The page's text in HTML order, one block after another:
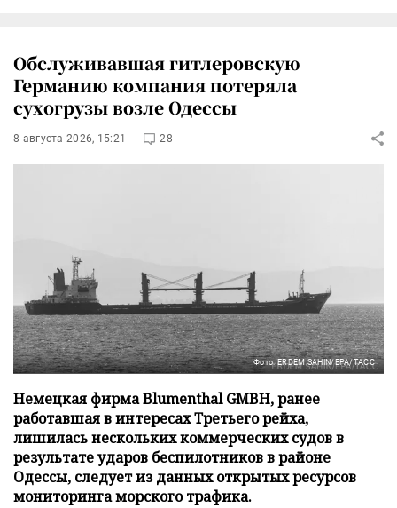
Обслуживавшая гитлеровскую
Германию компания потеряла
сухогрузы возле Одессы
8 августа 2026, 15:21 28
Фото: ERDEM SAHIN/EPA/ТАСС
Немецкая фирма Blumenthal GMBH, ранее
работавшая в интересах Третьего рейха,
лишилась нескольких коммерческих судов в
результате ударов беспилотников в районе
Одессы, следует из данных открытых ресурсов
мониторинга морского трафика.